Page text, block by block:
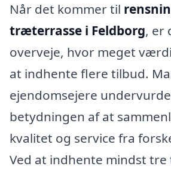
Når det kommer til
træterrasse i Feldborg, er
overveje, hvor meget
at indhente flere tilbud.
ejendomsejere
betydningen af at
kvalitet og service fra
Ved at indhente mindst